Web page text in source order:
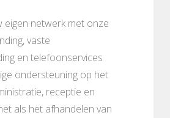
eigen netwerk met onze
vaste
en telefoonservices
ondersteuning op het
receptie en
als het afhandelen van